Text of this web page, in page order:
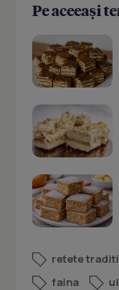
Pe aceeași
retete
faina